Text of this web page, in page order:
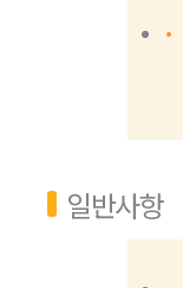
일반사항